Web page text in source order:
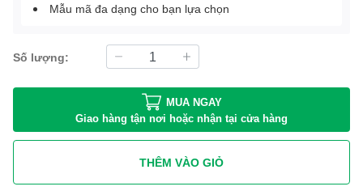
Mẫu mã đa dạng cho bạn lựa chọn
Số lượng:
MUA NGAY
Giao hàng tận nơi hoặc nhận tại cửa hàng
THÊM VÀO GIỎ